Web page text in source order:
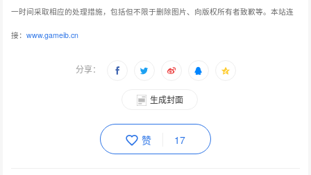
一时间采取相应的处理措施，包括但不限于删除图片、向版权所有者致歉等。本站连
接：www.gameib.cn
分享：
生成封面
赞 17